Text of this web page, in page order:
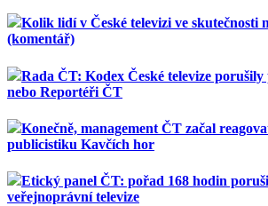
Kolik lidí v České televizi ve skutečnosti
(komentář)
Rada ČT: Kodex České televize
nebo Reportéři ČT
Konečně, management ČT začal
publicistiku Kavčích hor
Etický panel ČT: pořad 168 hodin
veřejnoprávní televize